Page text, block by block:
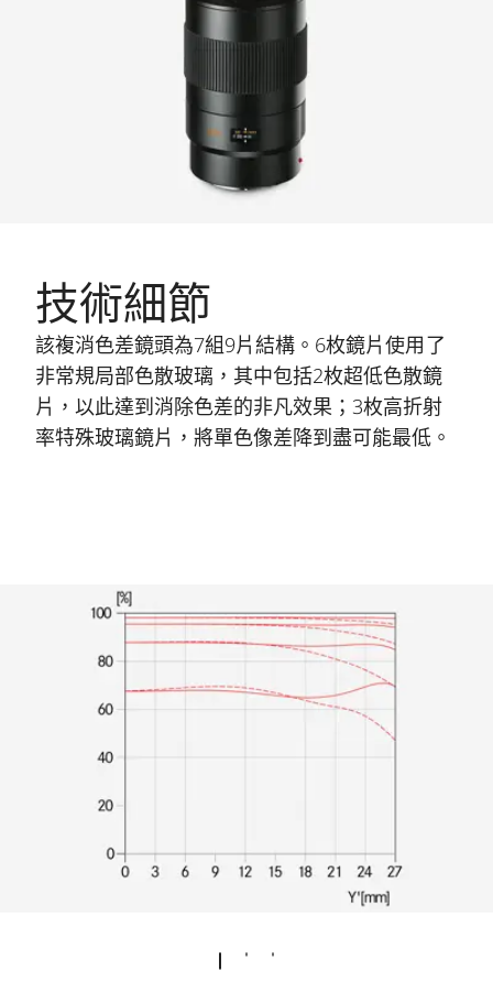
技術細節
該複消色差鏡頭為7組9片結構。6枚鏡片使用了
非常規局部色散玻璃，其中包括2枚超低色散鏡
片，以此達到消除色差的非凡效果；3枚高折射
率特殊玻璃鏡片，將單色像差降到盡可能最低。